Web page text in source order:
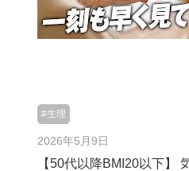
#生理
2026年5月9日
【50代以降BMI20以下】